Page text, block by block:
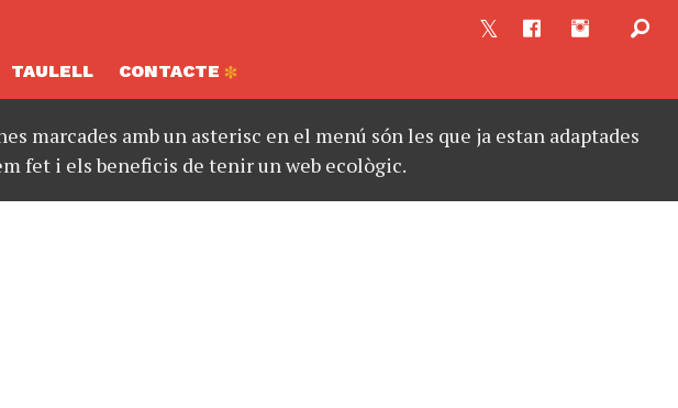
TAULELL CONTACTE
marcades amb un asterisc en el menú són les que ja estan adaptades
fet i els beneficis de tenir un web ecològic.